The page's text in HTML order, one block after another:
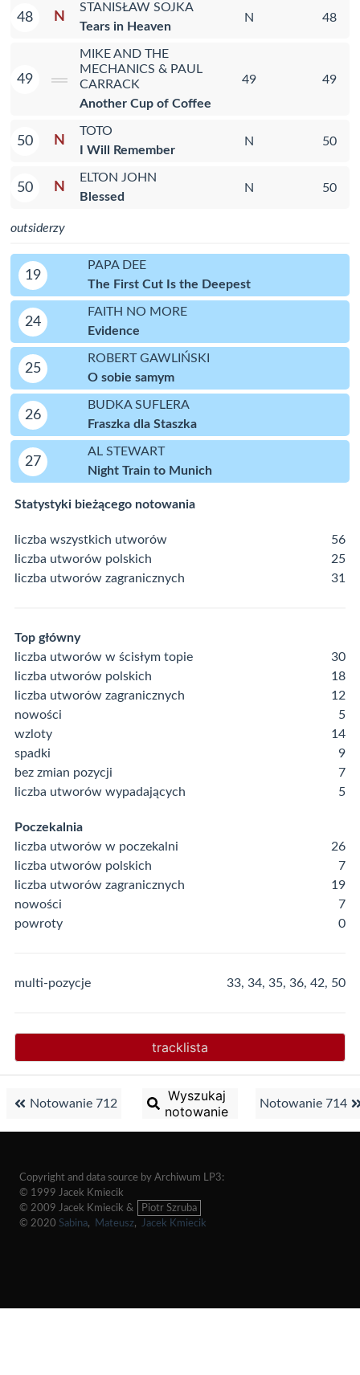
48 N
STANISŁAW SOJKA
Tears in Heaven
N 48
49
MIKE AND THE
MECHANICS & PAUL
CARRACK
Another Cup of Coffee
49 49
50 N
TOTO
I Will Remember
N 50
50 N
ELTON JOHN
Blessed
N 50
outsiderzy
19
PAPA DEE
The First Cut Is the Deepest
24
FAITH NO MORE
Evidence
25
ROBERT GAWLIŃSKI
O sobie samym
26
BUDKA SUFLERA
Fraszka dla Staszka
27
AL STEWART
Night Train to Munich
Statystyki bieżącego notowania
liczba wszystkich utworów
56
liczba utworów polskich
25
liczba utworów zagranicznych
31
Top główny
liczba utworów w ścisłym topie
30
liczba utworów polskich
18
liczba utworów zagranicznych
12
nowości
5
wzloty
14
spadki
9
bez zmian pozycji
7
liczba utworów wypadających
5
Poczekalnia
liczba utworów w poczekalni
26
liczba utworów polskich
7
liczba utworów zagranicznych
19
nowości
7
powroty
0
multi-pozycje 33, 34, 35, 36, 42, 50
tracklista
Notowanie 712
Wyszukaj
notowanie
Notowanie 714
Copyright and data source by Archiwum LP3:
© 1999 Jacek Kmiecik
© 2009 Jacek Kmiecik &
Piotr Szruba
© 2020 Sabina, Mateusz, Jacek Kmiecik